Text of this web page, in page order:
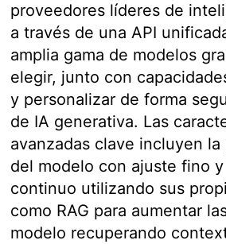
proveedores líderes de
a través de una API
amplia gama de modelos
elegir, junto con
y personalizar de forma
de IA generativa. Las
avanzadas clave incluyen
del modelo con ajuste fino
continuo utilizando sus
como RAG para aumentar
modelo recuperando